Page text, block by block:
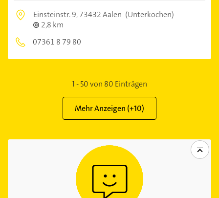
Einsteinstr. 9,73432 Aalen (Unterkochen)
2,8 km
07361 8 79 80
1-50von 80 Einträgen
Mehr Anzeigen (+10)